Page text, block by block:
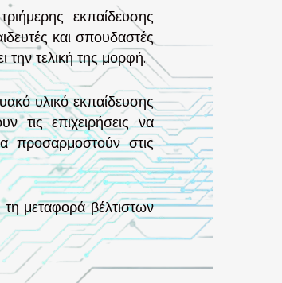
εκπαίδευσης
και σπουδαστές
την τελική της μορφή.
υλικό εκπαίδευσης
τις επιχειρήσεις να
προσαρμοστούν στις
μεταφορά βέλτιστων